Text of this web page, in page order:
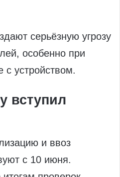
серьёзную угрозу
особенно при
с устройством.
вступил
и ввоз
с 10 июня.